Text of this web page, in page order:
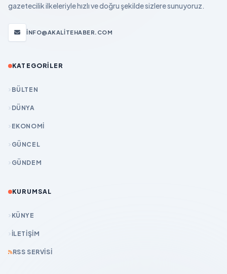
gazetecilik ilkeleriyle hızlı ve doğru şekilde sizlere sunuyoruz.
INFO@AKALITEHABER.COM
KATEGORILER
BÜLTEN
DÜNYA
EKONOMİ
GÜNCEL
GÜNDEM
KURUMSAL
KÜNYE
İLETIŞIM
RSS SERVISI